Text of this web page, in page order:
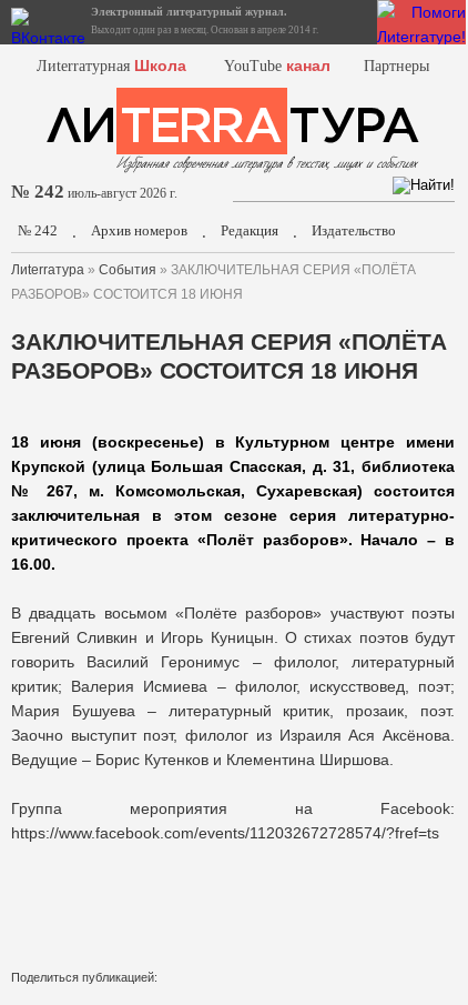
Электронный литературный журнал.
Выходит один раз в месяц. Основан в апреле 2014 г.
Лиterraтурная Школа YouTube канал Партнеры
№ 242 июль-август 2026 г.
№ 242 . Архив номеров . Редакция . Издательство
Лиterraтура » События » ЗАКЛЮЧИТЕЛЬНАЯ СЕРИЯ «ПОЛЁТА
РАЗБОРОВ» СОСТОИТСЯ 18 ИЮНЯ
ЗАКЛЮЧИТЕЛЬНАЯ СЕРИЯ «ПОЛЁТА
РАЗБОРОВ» СОСТОИТСЯ 18 ИЮНЯ
18 июня (воскресенье) в Культурном центре имени
Крупской (улица Большая Спасская, д. 31, библиотека
№ 267, м. Комсомольская, Сухаревская) состоится
заключительная в этом сезоне серия литературно-
критического проекта «Полёт разборов». Начало – в
16.00.
В двадцать восьмом «Полёте разборов» участвуют поэты
Евгений Сливкин и Игорь Куницын. О стихах поэтов будут
говорить Василий Геронимус – филолог, литературный
критик; Валерия Исмиева – филолог, искусствовед, поэт;
Мария Бушуева – литературный критик, прозаик, поэт.
Заочно выступит поэт, филолог из Израиля Ася Аксёнова.
Ведущие – Борис Кутенков и Клементина Ширшова.
Группа мероприятия на Facebook:
https://www.facebook.com/events/112032672728574/?fref=ts
Поделиться публикацией: